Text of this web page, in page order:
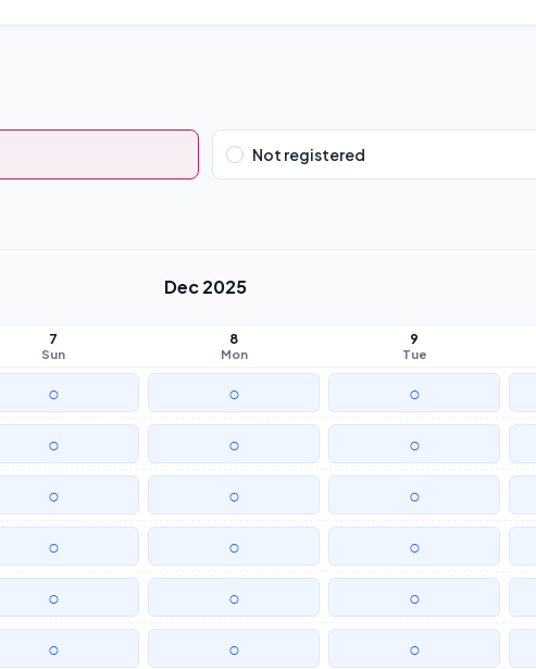
Not registered
Dec 2025
7
Sun
8
Mon
9
Tue
○ ○ ○
○ ○ ○
○ ○ ○
○ ○ ○
○ ○ ○
○ ○ ○